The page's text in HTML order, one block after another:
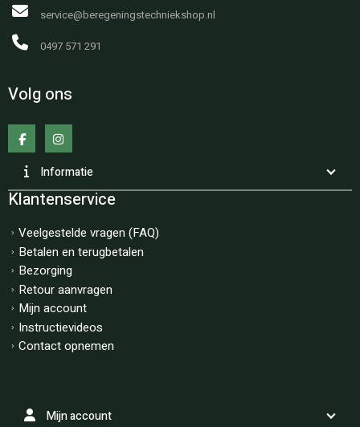
service@beregeningstechniekshop.nl
0497 571 291
Volg ons
Informatie
Klantenservice
Veelgestelde vragen (FAQ)
Betalen en terugbetalen
Bezorging
Retour aanvragen
Mijn account
Instructievideos
Contact opnemen
Mijn account